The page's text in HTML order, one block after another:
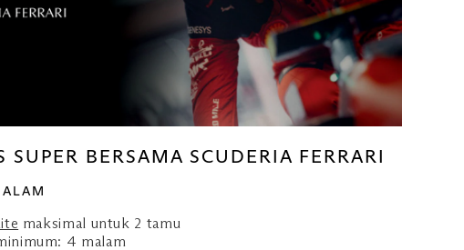
SUPER BERSAMA SCUDERIA FERRARI
maksimal untuk 2 tamu
4 malam